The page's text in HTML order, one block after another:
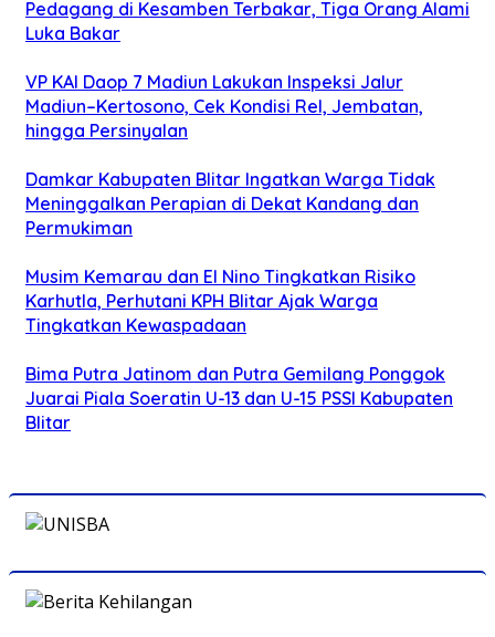
Pedagang di Kesamben Terbakar, Tiga Orang Alami
Luka Bakar
VP KAI Daop 7 Madiun Lakukan Inspeksi Jalur
Madiun–Kertosono, Cek Kondisi Rel, Jembatan,
hingga Persinyalan
Damkar Kabupaten Blitar Ingatkan Warga Tidak
Meninggalkan Perapian di Dekat Kandang dan
Permukiman
Musim Kemarau dan El Nino Tingkatkan Risiko
Karhutla, Perhutani KPH Blitar Ajak Warga
Tingkatkan Kewaspadaan
Bima Putra Jatinom dan Putra Gemilang Ponggok
Juarai Piala Soeratin U-13 dan U-15 PSSI Kabupaten
Blitar